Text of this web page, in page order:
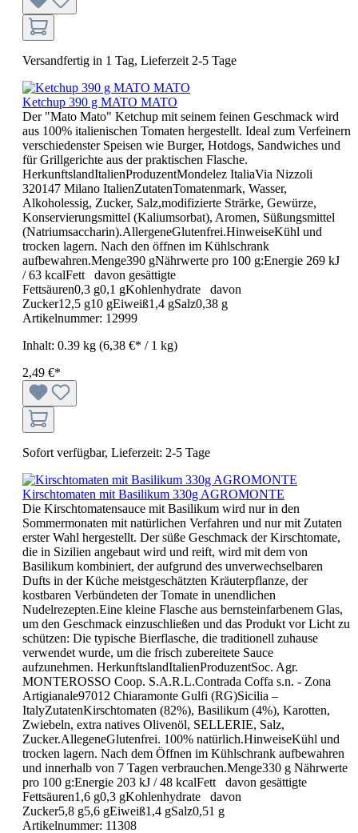
Versandfertig in 1 Tag, Lieferzeit 2-5 Tage
Ketchup 390 g MATO MATO
Der "Mato Mato" Ketchup mit seinem feinen Geschmack wird
aus 100% italienischen Tomaten hergestellt. Ideal zum Verfeinern
verschiedenster Speisen wie Burger, Hotdogs, Sandwiches und
für Grillgerichte aus der praktischen Flasche.
HerkunftslandItalienProduzentMondelez ItaliaVia Nizzoli
320147 Milano ItalienZutatenTomatenmark, Wasser,
Alkoholessig, Zucker, Salz,modifizierte Strärke, Gewürze,
Konservierungsmittel (Kaliumsorbat), Aromen, Süßungsmittel
(Natriumsaccharin).AllergeneGlutenfrei.HinweiseKühl und
trocken lagern. Nach den öffnen im Kühlschrank
aufbewahren.Menge390 gNährwerte pro 100 g:Energie 269 kJ
/ 63 kcalFett davon gesättigte
Fettsäuren0,3 g0,1 gKohlenhydrate davon
Zucker12,5 g10 gEiweiß1,4 gSalz0,38 g
Artikelnummer: 12999
Inhalt: 0.39 kg (6,38 €* / 1 kg)
2,49 €*
Sofort verfügbar, Lieferzeit: 2-5 Tage
Kirschtomaten mit Basilikum 330g AGROMONTE
Die Kirschtomatensauce mit Basilikum wird nur in den
Sommermonaten mit natürlichen Verfahren und nur mit Zutaten
erster Wahl hergestellt. Der süße Geschmack der Kirschtomate,
die in Sizilien angebaut wird und reift, wird mit dem von
Basilikum kombiniert, der aufgrund des unverwechselbaren
Dufts in der Küche meistgeschätzten Kräuterpflanze, der
kostbaren Verbündeten der Tomate in unendlichen
Nudelrezepten.Eine kleine Flasche aus bernsteinfarbenem Glas,
um den Geschmack einzuschließen und das Produkt vor Licht zu
schützen: Die typische Bierflasche, die traditionell zuhause
verwendet wurde, um die frisch zubereitete Sauce
aufzunehmen. HerkunftslandItalienProduzentSoc. Agr.
MONTEROSSO Coop. S.A.R.L.Contrada Coffa s.n. - Zona
Artigianale97012 Chiaramonte Gulfi (RG)Sicilia –
ItalyZutatenKirschtomaten (82%), Basilikum (4%), Karotten,
Zwiebeln, extra natives Olivenöl, SELLERIE, Salz,
Zucker.AllegeneGlutenfrei. 100% natürlich.HinweiseKühl und
trocken lagern. Nach dem Öffnen im Kühlschrank aufbewahren
und innerhalb von 7 Tagen verbrauchen.Menge330 g Nährwerte
pro 100 g:Energie 203 kJ / 48 kcalFett davon gesättigte
Fettsäuren1,6 g0,3 gKohlenhydrate davon
Zucker5,8 g5,6 gEiweiß1,4 gSalz0,51 g
Artikelnummer: 11308